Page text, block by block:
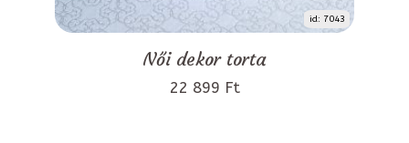
id: 7043
Női dekor torta
22 899 Ft